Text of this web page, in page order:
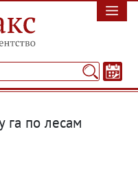
га по лесам